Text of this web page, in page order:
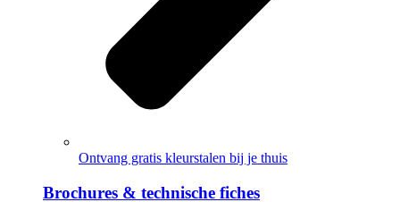
Ontvang gratis kleurstalen bij je thuis
Brochures & technische fiches